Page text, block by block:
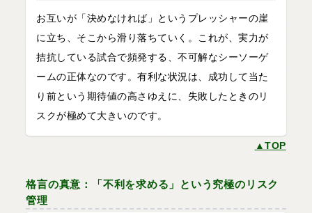
お互いが「決めなければ」というプレッシャーの崖
に立ち、そこから滑り落ちていく。これが、実力が
拮抗している試合で頻発する、不可解なシーソーゲ
ームの正体なのです。有利な状況は、成功して当た
り前という期待値の高さゆえに、失敗したときのリ
スクが極めて大きいのです。
▲TOP
格言の真意：「不利を求める」という究極のリスク
管理